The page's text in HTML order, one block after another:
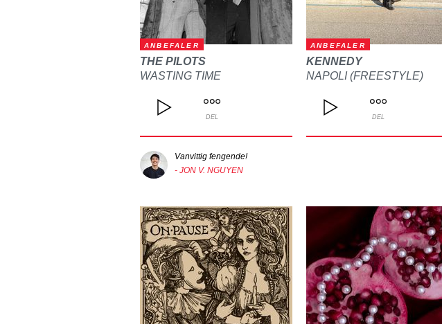
ANBEFALER
THE PILOTS
WASTING TIME
DEL
Vanvittig fengende!
- JON V. NGUYEN
ANBEFALER
KENNEDY
NAPOLI (FREESTYLE)
DEL